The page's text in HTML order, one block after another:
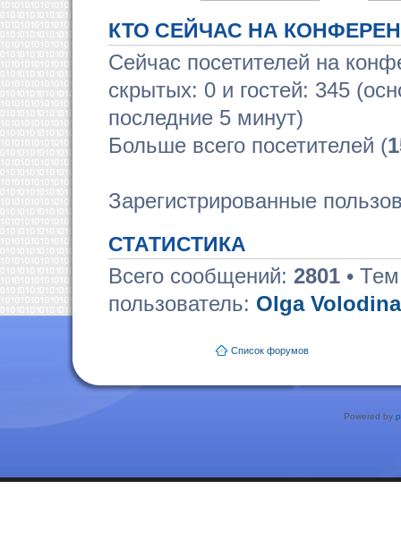
КТО СЕЙЧАС НА
Сейчас посетителей на
скрытых: 0 и гостей: 345
последние 5 минут)
Больше всего посетителей (
Зарегистрированные
СТАТИСТИКА
Всего сообщений: 2801 •
пользователь: Olga Volodina
Список форумов
Powered by